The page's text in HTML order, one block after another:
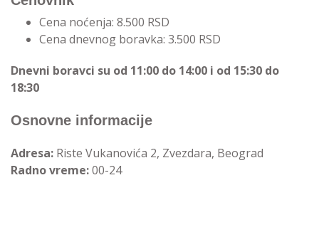
Cena noćenja: 8.500 RSD
Cena dnevnog boravka: 3.500 RSD
Dnevni boravci su od 11:00 do 14:00 i od 15:30 do
18:30
Osnovne informacije
Adresa: Riste Vukanovića 2, Zvezdara, Beograd
Radno vreme:00-24